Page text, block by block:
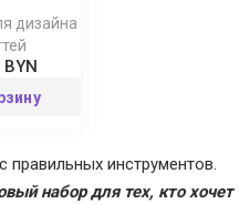
дизайна
правильных инструментов.
набор для тех, кто хочет